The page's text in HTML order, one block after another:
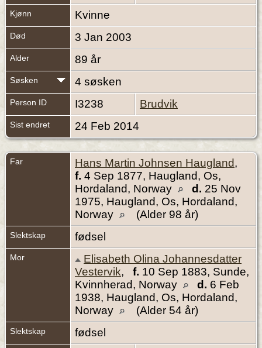
Kjønn Kvinne
Død 3 Jan 2003
Alder 89 år
Søsken 4 søsken
Person ID I3238 Brudvik
Sist endret 24 Feb 2014
Far Hans Martin Johnsen Haugland,
f. 4 Sep 1877, Haugland, Os,
Hordaland, Norway
d. 25 Nov
1975, Haugland, Os, Hordaland,
Norway
(Alder 98 år)
Slektskap fødsel
Mor
Elisabeth Olina Johannesdatter
Vestervik, f. 10 Sep 1883, Sunde,
Kvinnherad, Norway
d. 6 Feb
1938, Haugland, Os, Hordaland,
Norway
(Alder 54 år)
Slektskap fødsel